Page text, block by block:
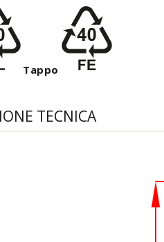
Tappo
TECNICA